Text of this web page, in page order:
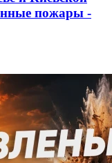
пожары -